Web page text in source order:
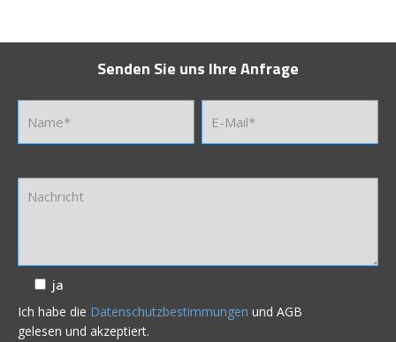
Senden Sie uns Ihre Anfrage
ja
Ich habe die Datenschutzbestimmungen und AGB
gelesen und akzeptiert.